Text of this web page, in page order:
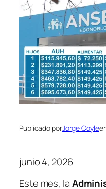
Publicado porJorge Coyle
junio 4, 2026
Este mes, la